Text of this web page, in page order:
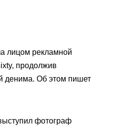
лицом рекламной
продолжив
денима. Об этом пишет
фотограф